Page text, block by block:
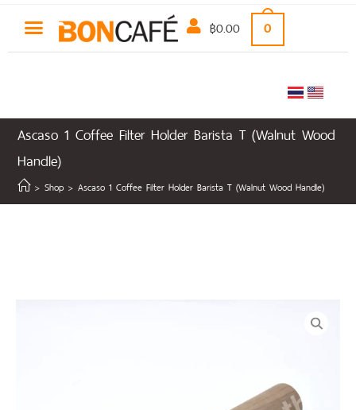
฿0.00 0
Ascaso 1 Coffee Filter Holder Barista T (Walnut Wood
Handle)
> Shop > Ascaso 1 Coffee Filter Holder Barista T (Walnut Wood Handle)